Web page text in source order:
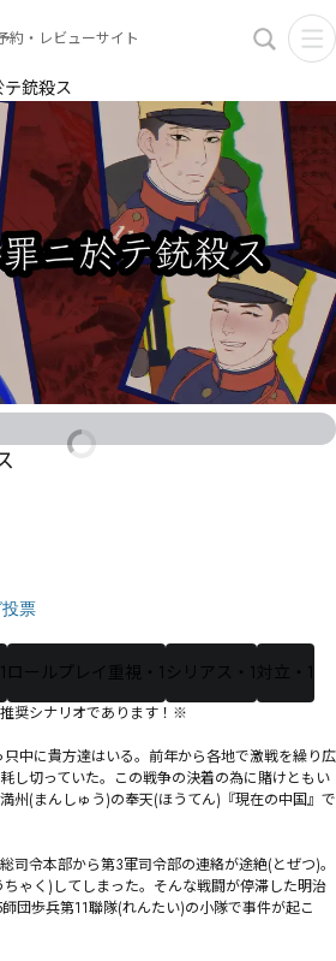
約・レビューサイト
銃殺ス
投票
ロールプレイ重視・1 シリアス・1 対立・1
奨シナリオであります！※
中に貴方達はいる。前年から各地で激戦を繰り広
し切っていた。この戦争の決着の為に賭けともい
州(まんしゅう)の奉天(ほうてん)『現在の中国』で
司令本部から第3軍司令部の連絡が途絶(とぜつ)。
ゃく)してしまった。そんな戦闘が停滞した明治
団歩兵第11聯隊(れんたい)の小隊で事件が起こ